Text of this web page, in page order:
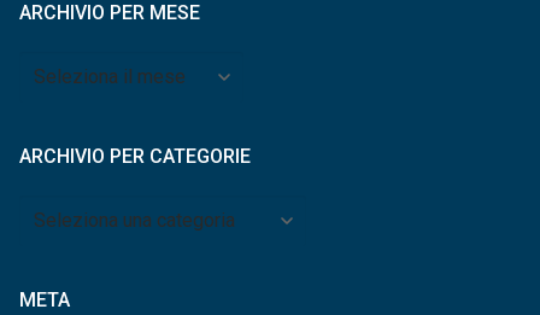
ARCHIVIO PER MESE
Archivio
ARCHIVIO PER CATEGORIE
Archivio
META